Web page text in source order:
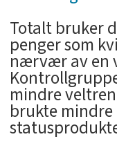
Totalt bruker
penger som
nærvær av en
mindre
brukte mindre